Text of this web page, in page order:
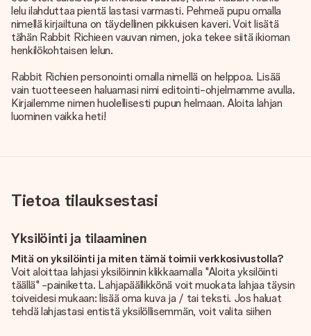
lelu ilahduttaa pientä lastasi varmasti. Pehmeä pupu omalla
nimellä kirjailtuna on täydellinen pikkuisen kaveri. Voit lisätä
tähän Rabbit Richieen vauvan nimen, joka tekee siitä ikioman
henkilökohtaisen lelun.
Rabbit Richien personointi omalla nimellä on helppoa. Lisää
vain tuotteeseen haluamasi nimi editointi-ohjelmamme avulla.
Kirjailemme nimen huolellisesti pupun helmaan. Aloita lahjan
luominen vaikka heti!
Tietoa tilauksestasi
Yksilöinti ja tilaaminen
Mitä on yksilöinti ja miten tämä toimii verkkosivustolla?
Voit aloittaa lahjasi yksilöinnin klikkaamalla "Aloita yksilöinti
täällä" -painiketta. Lahjapäällikkönä voit muokata lahjaa täysin
toiveidesi mukaan: lisää oma kuva ja / tai teksti. Jos haluat
tehdä lahjastasi entistä yksilöllisemmän, voit valita siihen